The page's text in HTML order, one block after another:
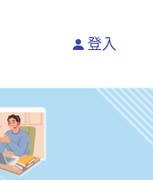
登入